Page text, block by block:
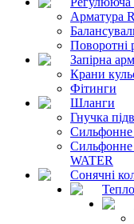
Арматура
Поворотні
Запірна
Крани
Фітинги
Шланги
Гнучка
Сильфонне
Сильфонне
WATER
Сонячні